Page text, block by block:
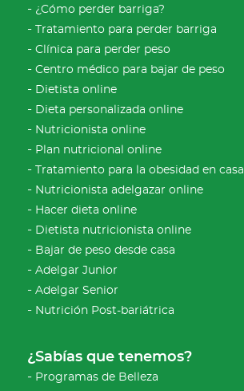
¿Cómo perder barriga?
Tratamiento para perder barriga
Clínica para perder peso
Centro médico para bajar de peso
Dietista online
Dieta personalizada online
Nutricionista online
Plan nutricional online
Tratamiento para la obesidad en casa
Nutricionista adelgazar online
Hacer dieta online
Dietista nutricionista online
Bajar de peso desde casa
Adelgar Junior
Adelgar Senior
Nutrición Post-bariátrica
¿Sabías que tenemos?
Programas de Belleza